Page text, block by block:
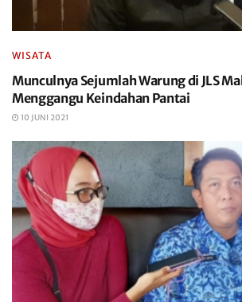
WISATA
Munculnya Sejumlah Warung di JLS
Menggangu Keindahan Pantai
10 JUNI 2021